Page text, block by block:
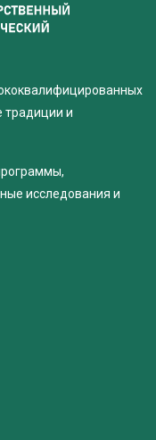
традиции и
исследования и